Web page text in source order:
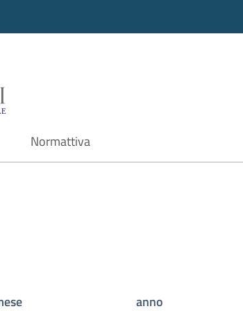
di ricerca
Normattiva
anno